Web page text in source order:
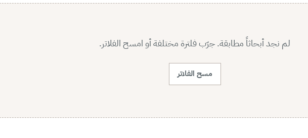
لم نجد أبحاثاً مطابقة. جرّب فلترة مختلفة أو امسح الفلاتر.
مسح الفلاتر